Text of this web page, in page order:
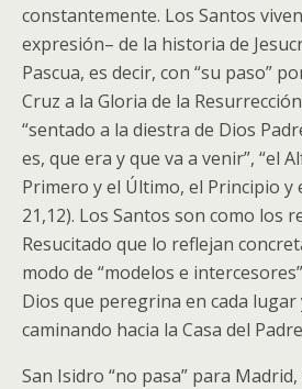
constantemente. Los Santos
expresión– de la historia de
Pascua, es decir, con “su paso”
Cruz a la Gloria de la
“sentado a la diestra de Dios
es, que era y que va a venir”, “el
Primero y el Último, el Principio y
21,12). Los Santos son como los
Resucitado que lo reflejan
modo de “modelos e
Dios que peregrina en cada
caminando hacia la Casa del
San Isidro “no pasa” para